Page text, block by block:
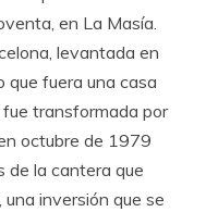
en La Masía.
levantada en
que fuera una casa
fue transformada por
octubre de 1979
de la cantera que
inversión que se